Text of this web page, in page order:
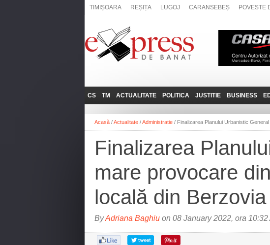
TIMIȘOARA REȘIȚA LUGOJ CARANSEBEȘ POVESTE
CS
REȘIȚA
CARANSEBEȘ
ANINA
BOCŞA
ORAVIȚA
TM
LUGOJ
TIMIȘOARA
ACTUALITATE
ADMINISTRATIE
NAȚIONAL
SOCIAL
POLITICA
EXPRESSLIVE
INTERVIURILE
JUSTITIE BUSINESS
JOB-URI
TEHNIT
Acasă /Actualitate /Administratie / Finalizarea Planului Urbanistic
Finalizarea
mare provocare
locală din Berzovia
ByAdriana Baghiu on 08 January 2022, ora 10:32